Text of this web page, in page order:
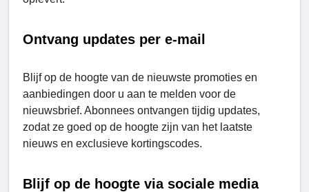
Ontvang updates per e-mail
Blijf op de hoogte van de nieuwste promoties en
aanbiedingen door u aan te melden voor de
nieuwsbrief. Abonnees ontvangen tijdig updates,
zodat ze goed op de hoogte zijn van het laatste
nieuws en exclusieve kortingscodes.
Blijf op de hoogte via sociale media